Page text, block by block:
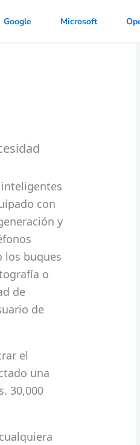
Google Microsoft
con
y
los buques
o
de
de
el
una
30,000